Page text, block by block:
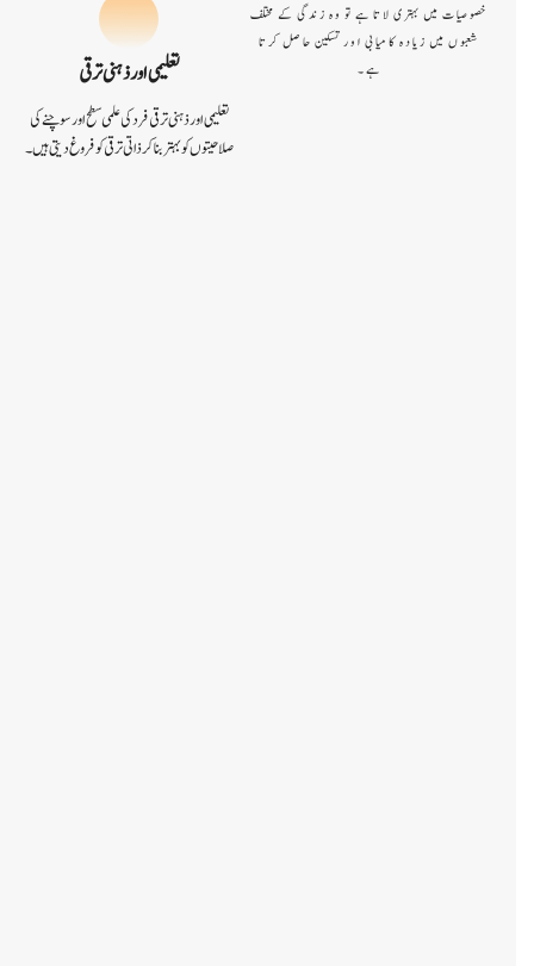
خصوصیات میں بہتری لاتا ہے تو وہ زندگی کے مختلف
شعبوں میں زیادہ کامیابی اور تسکین حاصل کرتا
ہے۔
تعلیمی اور ذہنی ترقی
تعلیمی اور ذہنی ترقی فرد کی علمی سطح اور سوچنے کی
صلاحیتوں کو بہتر بنا کر ذاتی ترقی کو فروغ دیتی ہیں۔